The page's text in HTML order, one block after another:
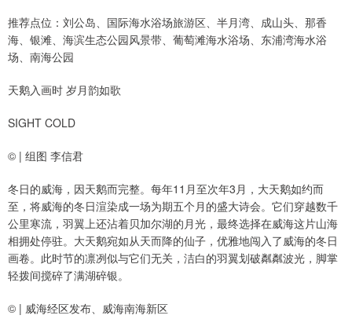
推荐点位：刘公岛、国际海水浴场旅游区、半月湾、成山头、那香
海、银滩、海滨生态公园风景带、葡萄滩海水浴场、东浦湾海水浴
场、南海公园
天鹅入画时 岁月韵如歌
SIGHT COLD
© | 组图 李信君
冬日的威海，因天鹅而完整。每年11月至次年3月，大天鹅如约而
至，将威海的冬日渲染成一场为期五个月的盛大诗会。它们穿越数千
公里寒流，羽翼上还沾着贝加尔湖的月光，最终选择在威海这片山海
相拥处停驻。大天鹅宛如从天而降的仙子，优雅地闯入了威海的冬日
画卷。此时节的凛冽似与它们无关，洁白的羽翼划破粼粼波光，脚掌
轻拨间搅碎了满湖碎银。
© | 威海经区发布、威海南海新区